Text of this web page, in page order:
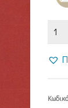
ΜΙΚΡΗ
ΤΗΣ